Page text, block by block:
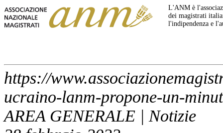
L'ANM è
dei magistrati
l'indipendenza e
https://
ucraino-lanm-propone-un-
AREA GENERALE | Notizie